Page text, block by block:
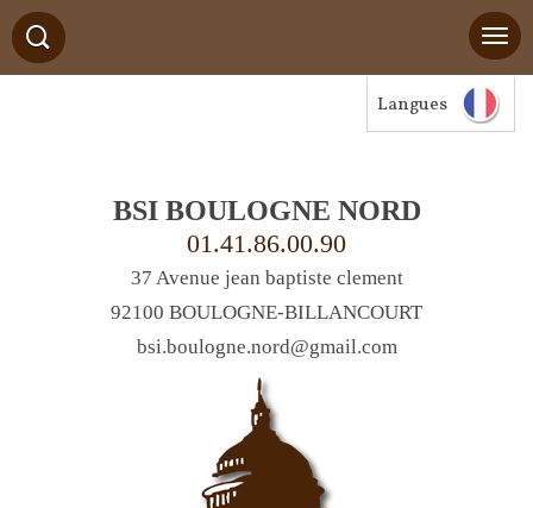
Langues
BSI BOULOGNE NORD
01.41.86.00.90
37 Avenue jean baptiste clement
92100 BOULOGNE-BILLANCOURT
bsi.boulogne.nord@gmail.com